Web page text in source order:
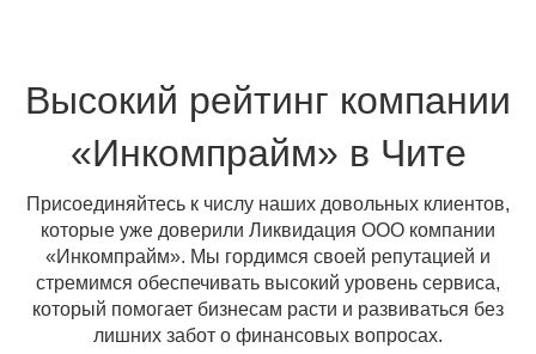
Высокий рейтинг компании
«Инкомпрайм» в Чите
Присоединяйтесь к числу наших довольных клиентов,
которые уже доверили Ликвидация ООО компании
«Инкомпрайм». Мы гордимся своей репутацией и
стремимся обеспечивать высокий уровень сервиса,
который помогает бизнесам расти и развиваться без
лишних забот о финансовых вопросах.